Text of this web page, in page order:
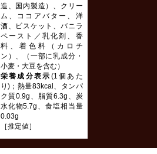
造、国内製造）、クリー
ム、ココアバター、洋
酒、ビスケット、バニラ
ペースト／乳化剤、香
料、着色料（カロチ
ン）、（一部に乳成分・
小麦・大豆を含む）
栄養成分表示 (1個あた
り)；熱量83kcal、タンパ
ク質0.9g、脂質6.3g、炭
水化物5.7g、食塩相当量
0.03g
［推定値］